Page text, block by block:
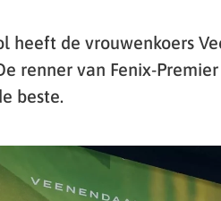
heeft de vrouwenkoers
renner van Fenix-
beste.